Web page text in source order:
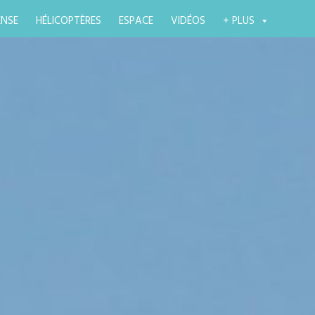
HÉLICOPTÈRES ESPACE VIDÉOS + PLUS